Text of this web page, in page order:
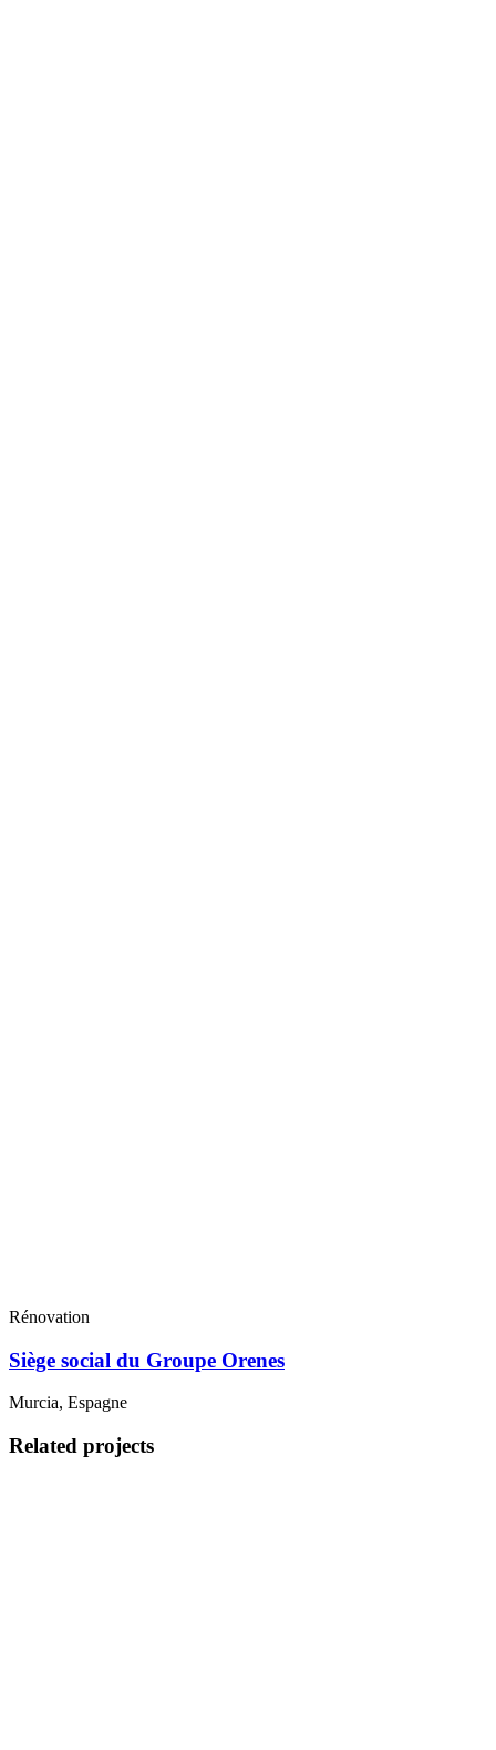
Rénovation
Siège social du Groupe Orenes
Murcia, Espagne
Related projects